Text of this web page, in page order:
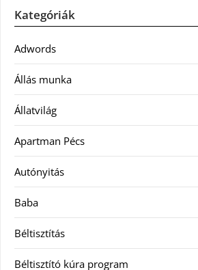
Kategóriák
Adwords
Állás munka
Állatvilág
Apartman Pécs
Autónyitás
Baba
Béltisztítás
Béltisztító kúra program